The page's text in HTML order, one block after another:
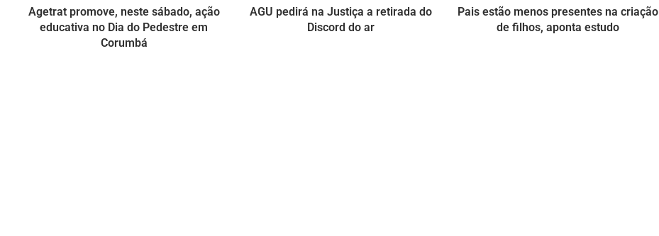
Agetrat promove, neste sábado, ação
educativa no Dia do Pedestre em
Corumbá
AGU pedirá na Justiça a retirada do
Discord do ar
Pais estão menos presentes na criação
de filhos, aponta estudo